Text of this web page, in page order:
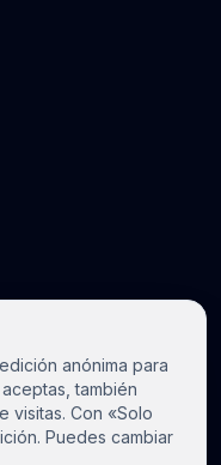
anónima para
también
visitas. Con «Solo
Puedes cambiar